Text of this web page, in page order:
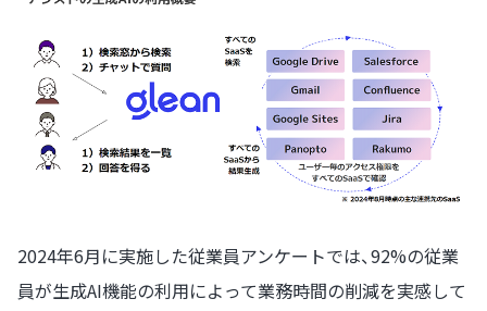
2024年6月に実施した従業員アンケートでは、92%の従業
員が生成AI機能の利用によって業務時間の削減を実感して